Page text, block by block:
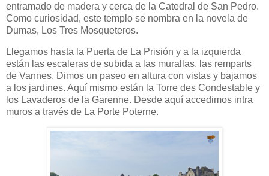
entramado de madera y cerca de la Catedral de San Pedro.
Como curiosidad, este templo se nombra en la novela de
Dumas, Los Tres Mosqueteros.
Llegamos hasta la Puerta de La Prisión y a la izquierda
están las escaleras de subida a las murallas, las remparts
de Vannes. Dimos un paseo en altura con vistas y bajamos
a los jardines. Aquí mismo están la Torre des Condestable y
los Lavaderos de la Garenne. Desde aquí accedimos intra
muros a través de La Porte Poterne.